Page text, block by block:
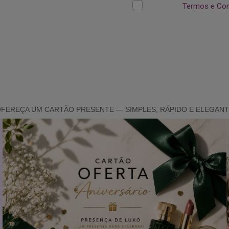
UM CARTÃO PRESENTE — SIMPLES, RÁPIDO E